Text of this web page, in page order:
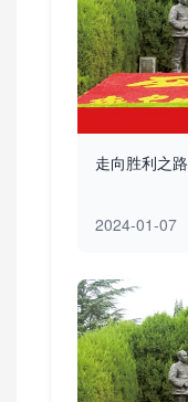
走向胜利之路
2024-01-07